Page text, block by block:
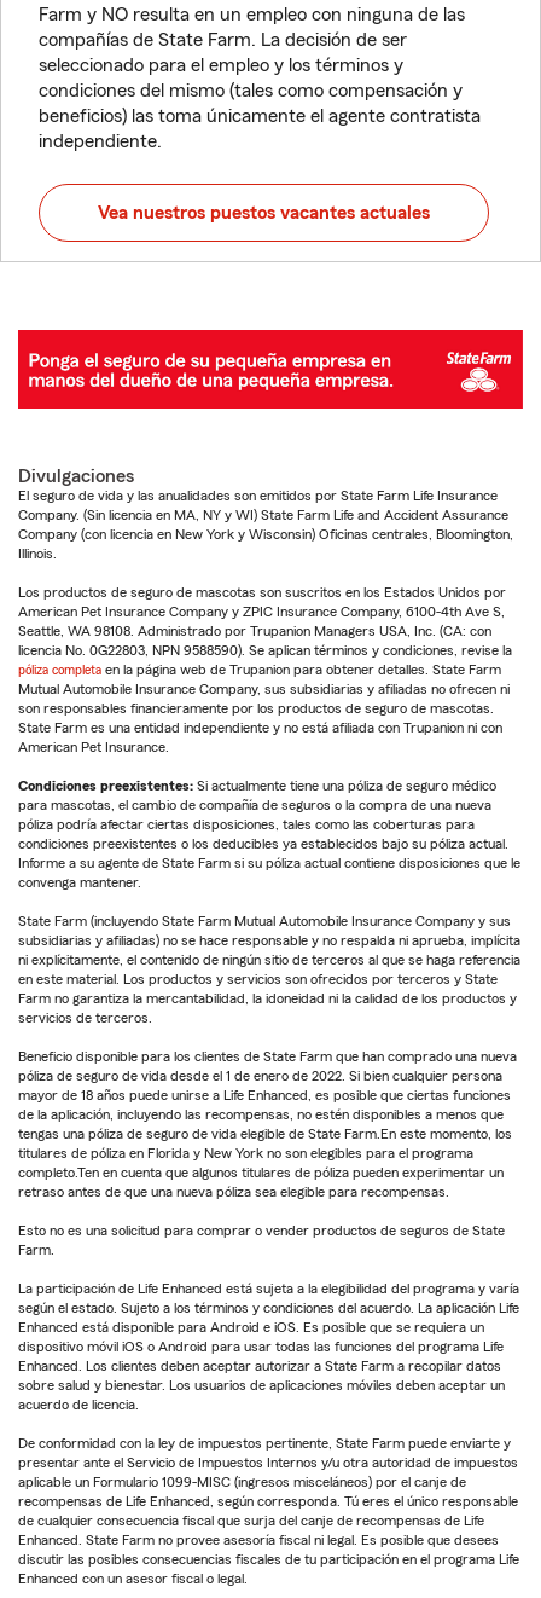
Farm y NO resulta en un empleo con ninguna de las
compañías de State Farm. La decisión de ser
seleccionado para el empleo y los términos y
condiciones del mismo (tales como compensación y
beneficios) las toma únicamente el agente contratista
independiente.
Vea nuestros puestos vacantes actuales
Divulgaciones
El seguro de vida y las anualidades son emitidos por State Farm Life Insurance
Company. (Sin licencia en MA, NY y WI) State Farm Life and Accident Assurance
Company (con licencia en New York y Wisconsin) Oficinas centrales, Bloomington,
Illinois.
Los productos de seguro de mascotas son suscritos en los Estados Unidos por
American Pet Insurance Company y ZPIC Insurance Company, 6100-4th Ave S,
Seattle, WA 98108. Administrado por Trupanion Managers USA, Inc. (CA: con
licencia No. 0G22803, NPN 9588590). Se aplican términos y condiciones, revise la
póliza completa en la página web de Trupanion para obtener detalles. State Farm
Mutual Automobile Insurance Company, sus subsidiarias y afiliadas no ofrecen ni
son responsables financieramente por los productos de seguro de mascotas.
State Farm es una entidad independiente y no está afiliada con Trupanion ni con
American Pet Insurance.
Condiciones preexistentes: Si actualmente tiene una póliza de seguro médico
para mascotas, el cambio de compañía de seguros o la compra de una nueva
póliza podría afectar ciertas disposiciones, tales como las coberturas para
condiciones preexistentes o los deducibles ya establecidos bajo su póliza actual.
Informe a su agente de State Farm si su póliza actual contiene disposiciones que le
convenga mantener.
State Farm (incluyendo State Farm Mutual Automobile Insurance Company y sus
subsidiarias y afiliadas) no se hace responsable y no respalda ni aprueba, implícita
ni explícitamente, el contenido de ningún sitio de terceros al que se haga referencia
en este material. Los productos y servicios son ofrecidos por terceros y State
Farm no garantiza la mercantabilidad, la idoneidad ni la calidad de los productos y
servicios de terceros.
Beneficio disponible para los clientes de State Farm que han comprado una nueva
póliza de seguro de vida desde el 1 de enero de 2022. Si bien cualquier persona
mayor de 18 años puede unirse a Life Enhanced, es posible que ciertas funciones
de la aplicación, incluyendo las recompensas, no estén disponibles a menos que
tengas una póliza de seguro de vida elegible de State Farm.En este momento, los
titulares de póliza en Florida y New York no son elegibles para el programa
completo.Ten en cuenta que algunos titulares de póliza pueden experimentar un
retraso antes de que una nueva póliza sea elegible para recompensas.
Esto no es una solicitud para comprar o vender productos de seguros de State
Farm.
La participación de Life Enhanced está sujeta a la elegibilidad del programa y varía
según el estado. Sujeto a los términos y condiciones del acuerdo. La aplicación Life
Enhanced está disponible para Android e iOS. Es posible que se requiera un
dispositivo móvil iOS o Android para usar todas las funciones del programa Life
Enhanced. Los clientes deben aceptar autorizar a State Farm a recopilar datos
sobre salud y bienestar. Los usuarios de aplicaciones móviles deben aceptar un
acuerdo de licencia.
De conformidad con la ley de impuestos pertinente, State Farm puede enviarte y
presentar ante el Servicio de Impuestos Internos y/u otra autoridad de impuestos
aplicable un Formulario 1099-MISC (ingresos misceláneos) por el canje de
recompensas de Life Enhanced, según corresponda. Tú eres el único responsable
de cualquier consecuencia fiscal que surja del canje de recompensas de Life
Enhanced. State Farm no provee asesoría fiscal ni legal. Es posible que desees
discutir las posibles consecuencias fiscales de tu participación en el programa Life
Enhanced con un asesor fiscal o legal.